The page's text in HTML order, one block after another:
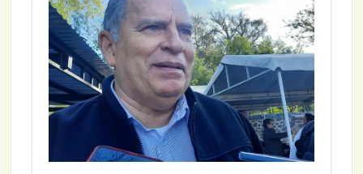
6
2
,
2
6